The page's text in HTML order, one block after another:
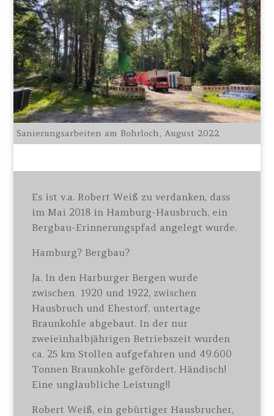
Sanierungsarbeiten am Bohrloch, August 2022
Es ist v.a. Robert Weiß zu verdanken, dass
im Mai 2018 in Hamburg-Hausbruch, ein
Bergbau-Erinnerungspfad angelegt wurde.
Hamburg? Bergbau?
Ja. In den Harburger Bergen wurde
zwischen 1920 und 1922, zwischen
Hausbruch und Ehestorf, untertage
Braunkohle abgebaut. In der nur
zweieinhalbjährigen Betriebszeit wurden
ca. 25 km Stollen aufgefahren und 49.600
Tonnen Braunkohle gefördert. Händisch!
Eine unglaubliche Leistung!!
Robert Weiß, ein gebürtiger Hausbrucher,